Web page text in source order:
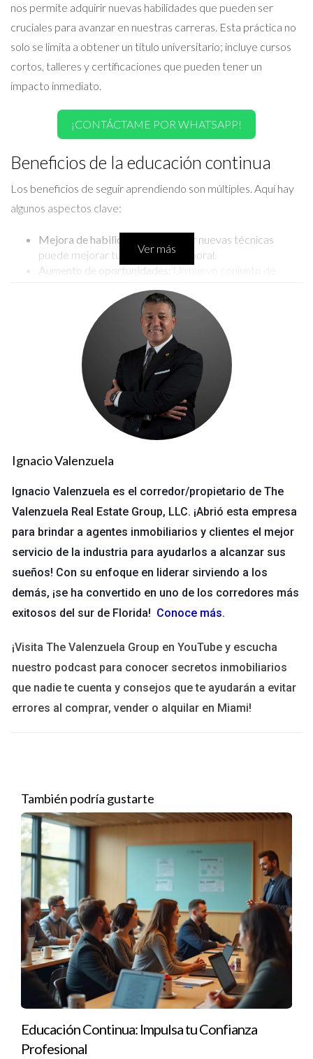
nos permite adquirir nuevas habilidades que pueden ser
cruciales para avanzar en nuestras carreras. Esta práctica no
solo se limita a obtener un título universitario; incluye cursos
cortos, talleres y certificaciones que pueden tener un
impacto inmediato.
¡CONTÁCTAME POR WHATSAPP!
Beneficios de la educación continua
Los beneficios de seguir aprendiendo son múltiples. Aquí hay
algunos aspectos clave:
Mejora de habilidades:
Aprender nuevas técnicas
puede mejorar tu desempeño laboral.
Aumento de oportunidades:
Confianza personal:
Cuanto más aprendes, más seguro
te sientes en tus capacidades.
Estos elementos son esenciales en un entorno profesional
cambiante como el de Orlando. Las empresas buscan
empleados versátiles que puedan adaptarse rápidamente a
los cambios. Si tienes la oportunidad de formarte
continuamente, es recomendable aprovecharla.
Caso 1: Laura, la diseñadora gráfica
Laura trabajaba como diseñadora gráfica en una agencia local.
Decidió inscribirse en un curso avanzado de diseño UX/UI.
Tras completar el curso, no solo mejoró su portafolio, sino que
también recibió una oferta para liderar un nuevo proyecto. La
educación continua le dio la confianza necesaria para asumir
Caso 2: Carlos, el técnico informático
Carlos trabajaba como técnico informático y notó que sus
habilidades estaban quedando obsoletas. Se inscribió en un
Caso 3: Ana, la emprendedora
Ana siempre soñó con abrir su propio negocio. Asistió a
seminarios sobre emprendimiento y gestión empresarial. Con
el conocimiento adquirido, logró lanzar su tienda online con
éxito. La educación le proporcionó las herramientas
necesarias para manejar su negocio eficientemente.
Si quieres potenciar tu carrera, considera
seriamente la educación continua. Es una
inversión que vale la pena.
No subestimes el poder del aprendizaje
Ver más
Ignacio Valenzuela
Ignacio Valenzuela es el corredor/propietario de The
Valenzuela Real Estate Group, LLC. ¡Abrió esta empresa
para brindar a agentes inmobiliarios y clientes el mejor
servicio de la industria para ayudarlos a alcanzar sus
sueños! Con su enfoque en liderar sirviendo a los
demás, ¡se ha convertido en uno de los corredores más
exitosos del sur de Florida! Conoce más.
¡Visita The Valenzuela Group en YouTube y escucha
nuestro podcast para conocer secretos inmobiliarios
que nadie te cuenta y consejos que te ayudarán a evitar
errores al comprar, vender o alquilar en Miami!
También podría gustarte
Educación Continua: Impulsa tu Confianza
Profesional